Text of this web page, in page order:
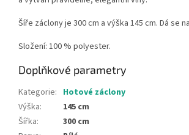
Šíře záclony je 300 cm a výška 145 cm. Dá se
Složení: 100 % polyester.
Doplňkové parametry
Kategorie: Hotové záclony
Výška:
145 cm
Šířka:
300 cm